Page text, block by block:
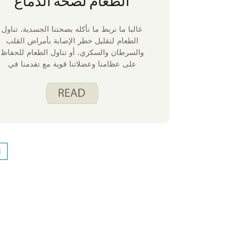
غالبا ما نربط ما نأكله بصحتنا الجسدية. تناول
الطعام لتقليل خطر الإصابة بأمراض القلب
والسرطان والسكري. أو تناول الطعام للحفاظ
على عظامنا وعضلاتنا قوية مع تقدمنا في
بالأنشطة التي نستمتع بها. ما نأكله يمكن أن
يؤثر أيضا على صحة دماغنا. لا يوجد طعام
الكاملة والبروتينات النباتية والأسماك والدهون
الصحية يمكن أن يساعد عقلك على العمل في